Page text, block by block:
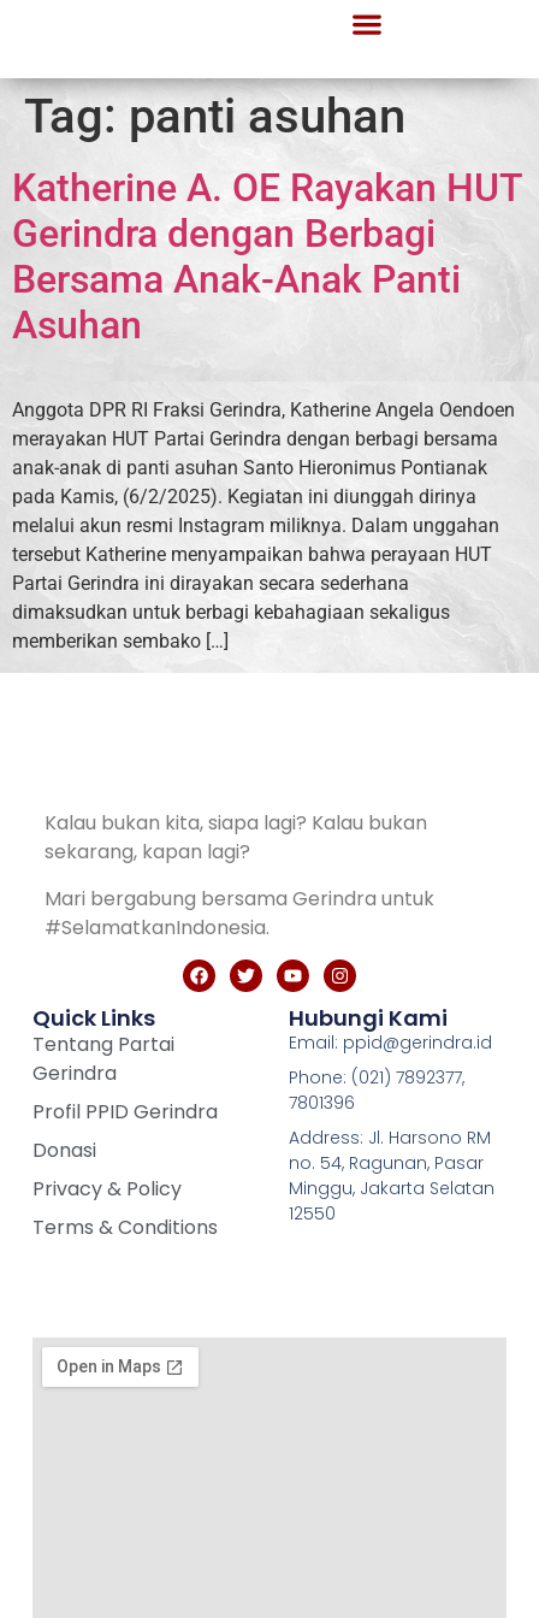
Tag: panti asuhan
Katherine A. OE Rayakan HUT
Gerindra dengan Berbagi
Bersama Anak-Anak Panti
Asuhan
Anggota DPR RI Fraksi Gerindra, Katherine Angela Oendoen
merayakan HUT Partai Gerindra dengan berbagi bersama
anak-anak di panti asuhan Santo Hieronimus Pontianak
pada Kamis, (6/2/2025). Kegiatan ini diunggah dirinya
melalui akun resmi Instagram miliknya. Dalam unggahan
tersebut Katherine menyampaikan bahwa perayaan HUT
Partai Gerindra ini dirayakan secara sederhana
dimaksudkan untuk berbagi kebahagiaan sekaligus
memberikan sembako […]
Kalau bukan kita, siapa lagi? Kalau bukan
sekarang, kapan lagi?
Mari bergabung bersama Gerindra untuk
#SelamatkanIndonesia.
Quick Links
Tentang Partai
Gerindra
Profil PPID Gerindra
Donasi
Privacy & Policy
Terms & Conditions
Hubungi Kami
Email: ppid@gerindra.id
Phone: (021) 7892377,
7801396
Address: Jl. Harsono RM
no. 54, Ragunan, Pasar
Minggu, Jakarta Selatan
12550